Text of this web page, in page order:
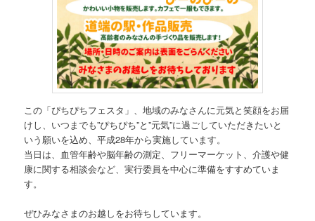
この「ぴちぴちフェスタ」、地域のみなさんに元気と笑顔をお届
けし、いつまでも”ぴちぴち”と”元気”に過ごしていただきたいと
いう願いを込め、平成28年から実施しています。
当日は、血管年齢や脳年齢の測定、フリーマーケット、介護や健
康に関する相談会など、実行委員を中心に準備をすすめていま
す。
ぜひみなさまのお越しをお待ちしています。